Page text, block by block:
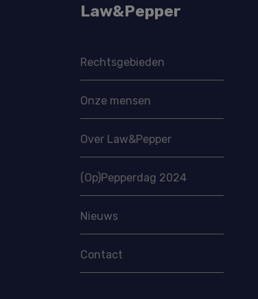
Law&Pepper
Rechtsgebieden
Onze mensen
Over Law&Pepper
(Op)Pepperdag 2024
Nieuws
Contact